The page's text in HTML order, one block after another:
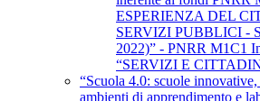
ESPERIENZA DEL
SERVIZI PUBBLICI -
2022)” - PNRR M1C1
“SERVIZI E
“Scuola 4.0: scuole
ambienti di apprendimento e